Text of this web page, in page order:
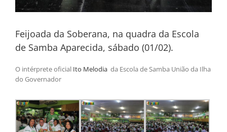
Feijoada da Soberana, na quadra da Escola
de Samba Aparecida, sábado (01/02).
O intérprete oficial Ito Melodia da Escola de Samba União da Ilha
do Governador